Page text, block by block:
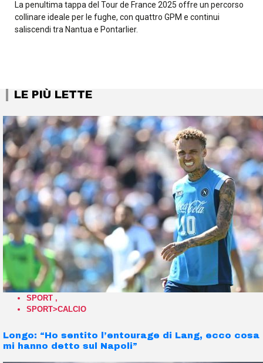
La penultima tappa del Tour de France 2025 offre un percorso
collinare ideale per le fughe, con quattro GPM e continui
saliscendi tra Nantua e Pontarlier.
LE PIÙ LETTE
SPORT ,
SPORT>CALCIO
Longo: “Ho sentito l’entourage di Lang, ecco cosa
mi hanno detto sul Napoli”